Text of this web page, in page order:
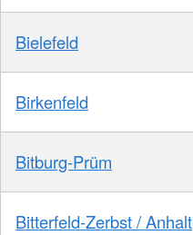
Bielefeld
Birkenfeld
Bitburg-Prüm
Bitterfeld-Zerbst / Anhalt